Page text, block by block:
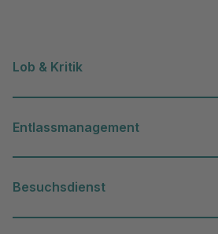
Lob & Kritik
Entlassmanagement
Besuchsdienst